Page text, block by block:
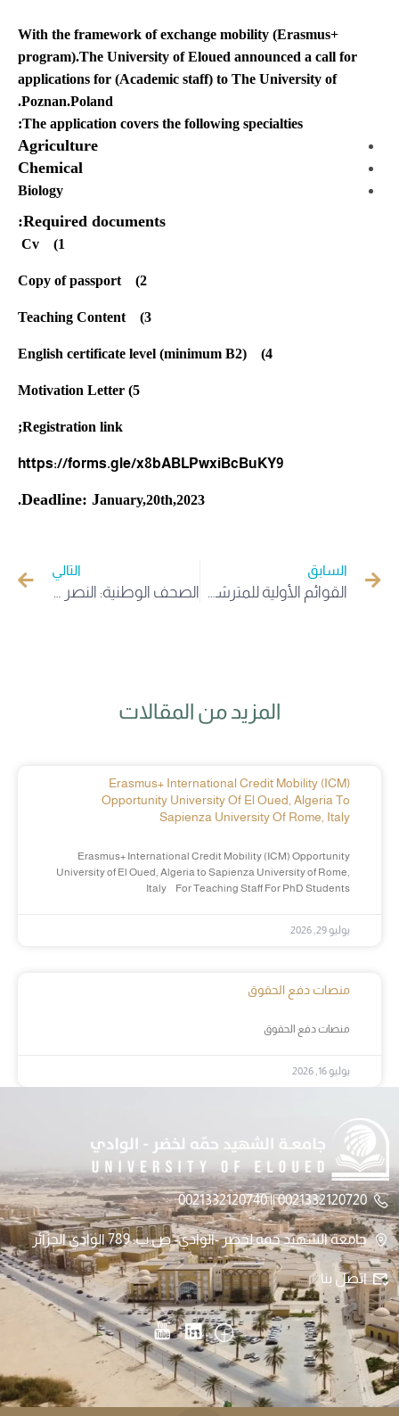
With the framework of exchange mobility (Erasmus+
program).The University of Eloued announced a call for
applications for (Academic staff) to The University of
Poznan.Poland.
The application covers the following specialties:
Agriculture
Chemical
Biology
Required documents:
1) Cv
2) Copy of passport
3) Teaching Content
4)
English certificate level (minimumB2)
5) Motivation Letter
Registration link;
https://forms.gle/x8bABLPwxiBcBuKY9
Deadline: January,20th,2023.
السابق التالي
المزيد من المقالات
Erasmus+ International Credit Mobility (ICM)
Opportunity University Of El Oued, Algeria To
Sapienza University Of Rome, Italy
Erasmus+ International Credit Mobility (ICM) Opportunity
University of El Oued, Algeria to Sapienza University of Rome,
Italy For Teaching Staff For PhD Students
يوليو 29, 2026
منصات دفع الحقوق
منصات دفع الحقوق
يوليو 16, 2026
0021332120720 || 0021332120740
جامعة الشهيد حمه لخضر -الوادي- ص.ب: 789 الوادي الجزائر
اتصل بنا